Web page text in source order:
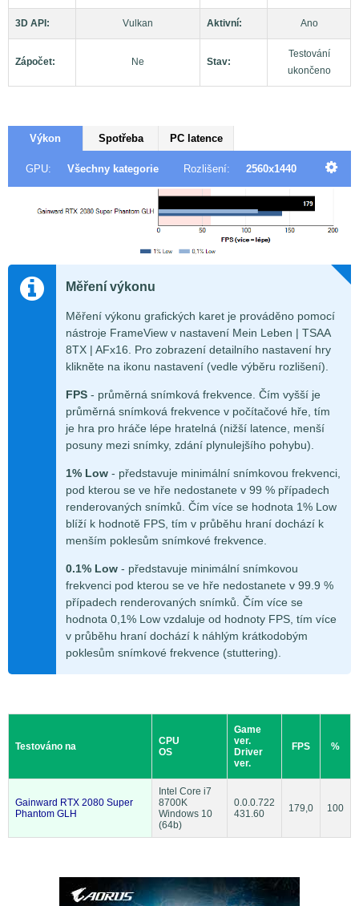
3D API: Vulkan Aktivní: Ano
Zápočet: Ne Stav:
Testování
ukončeno
Výkon Spotřeba PC latence
GPU: Všechny kategorie Rozlišení: 2560x1440
Měření výkonu
Měření výkonu grafických karet je prováděno pomocí
nástroje FrameView v nastavení Mein Leben | TSAA
8TX | AFx16. Pro zobrazení detailního nastavení hry
klikněte na ikonu nastavení (vedle výběru rozlišení).
FPS - průměrná snímková frekvence. Čím vyšší je
průměrná snímková frekvence v počítačové hře, tím
je hra pro hráče lépe hratelná (nižší latence, menší
posuny mezi snímky, zdání plynulejšího pohybu).
1% Low - představuje minimální snímkovou frekvenci,
pod kterou se ve hře nedostanete v 99 % případech
renderovaných snímků. Čím více se hodnota 1% Low
blíží k hodnotě FPS, tím v průběhu hraní dochází k
menším poklesům snímkové frekvence.
0.1% Low - představuje minimální snímkovou
frekvenci pod kterou se ve hře nedostanete v 99.9 %
případech renderovaných snímků. Čím více se
hodnota 0,1% Low vzdaluje od hodnoty FPS, tím více
v průběhu hraní dochází k náhlým krátkodobým
poklesům snímkové frekvence (stuttering).
Testováno na
CPU
OS
Game
ver.
Driver
ver.
FPS %
Gainward RTX 2080 Super
Phantom GLH
Intel Core i7
8700K
Windows 10
(64b)
0.0.0.722
431.60
179,0 100